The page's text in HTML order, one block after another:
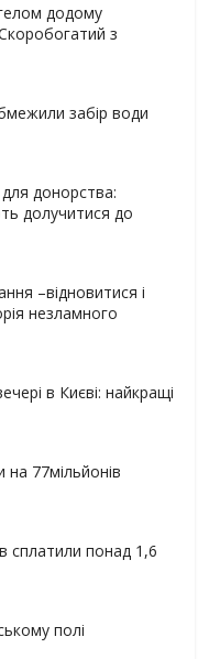
додому
з
забір води
донорства:
долучитися до
–відновитися і
незламного
в Києві: найкращі
77мільйонів
сплатили понад 1,6
полі